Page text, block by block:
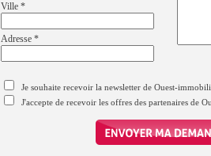
Ville *
Adresse *
Je souhaite recevoir la newsletter de Ouest-
J'accepte de recevoir les offres des partenaires de